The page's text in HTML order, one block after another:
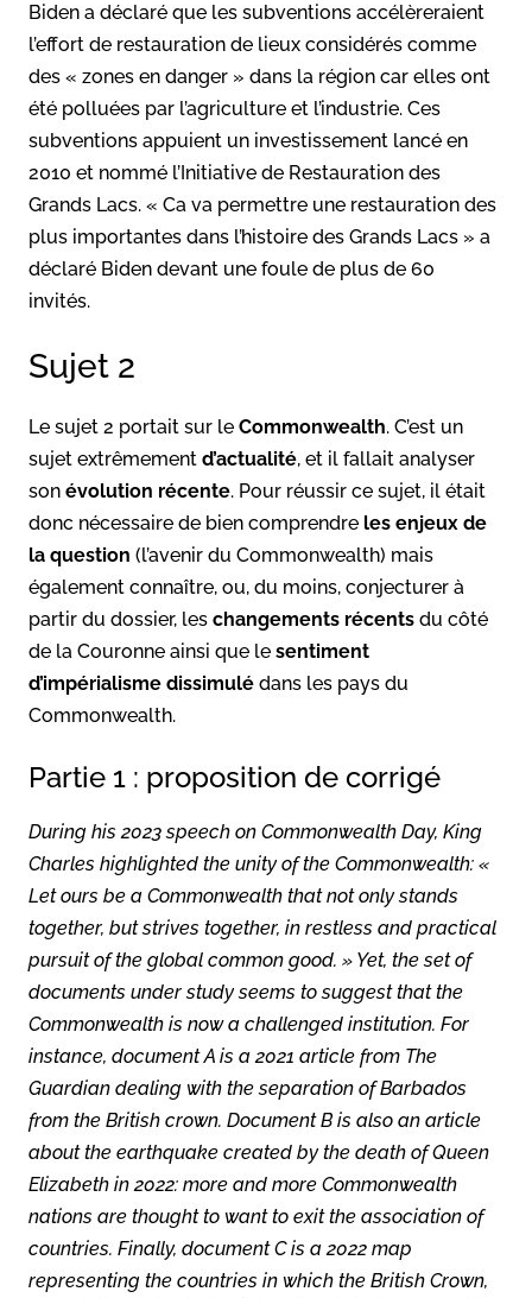
Biden a déclaré que les subventions accélèreraient
l’effort de restauration de lieux considérés comme
des « zones en danger » dans la région car elles ont
été polluées par l’agriculture et l’industrie. Ces
subventions appuient un investissement lancé en
2010 et nommé l’Initiative de Restauration des
Grands Lacs. « Ca va permettre une restauration des
plus importantes dans l’histoire des Grands Lacs » a
déclaré Biden devant une foule de plus de 60
invités.
Sujet 2
Le sujet 2 portait sur le Commonwealth. C’est un
sujet extrêmement d’actualité, et il fallait analyser
son évolution récente. Pour réussir ce sujet, il était
donc nécessaire de bien comprendre les enjeux de
la question (l’avenir du Commonwealth) mais
également connaître, ou, du moins, conjecturer à
partir du dossier, les changements récents du côté
de la Couronne ainsi que le sentiment
d’impérialisme dissimulé dans les pays du
Commonwealth.
Partie 1 : proposition de corrigé
During his 2023 speech on Commonwealth Day, King
Charles highlighted the unity of the Commonwealth: «
Let ours be a Commonwealth that not only stands
together, but strives together, in restless and practical
pursuit of the global common good. » Yet, the set of
documents under study seems to suggest that the
Commonwealth is now a challenged institution. For
instance, document A is a 2021 article from The
Guardian dealing with the separation of Barbados
from the British crown. Document B is also an article
about the earthquake created by the death of Queen
Elizabeth in 2022: more and more Commonwealth
nations are thought to want to exit the association of
countries. Finally, document C is a 2022 map
representing the countries in which the British Crown,